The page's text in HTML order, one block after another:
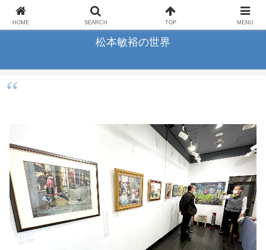
横浜の画家松本敏裕のアートギャラリー
松本敏裕の世界
HOME SEARCH TOP MENU